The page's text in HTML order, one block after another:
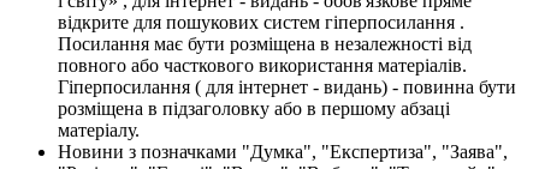
відкрите для пошукових систем гіперпосилання .
Посилання має бути розміщена в незалежності від
повного або часткового використання матеріалів.
Гіперпосилання ( для інтернет - видань) - повинна бути
розміщена в підзаголовку або в першому абзаці
матеріалу.
Новини з позначками "Думка", "Експертиза", "Заява",